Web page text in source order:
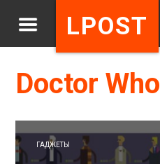
LPOST
Doctor Who
ГАДЖЕТЫ